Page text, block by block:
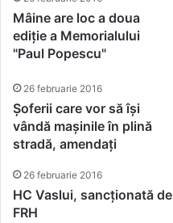
Mâine are loc a doua
ediție a Memorialului
"Paul Popescu"
26 februarie 2016
Șoferii care vor să își
vândă mașinile în plină
stradă, amendați
26 februarie 2016
HC Vaslui, sancționată de
FRH